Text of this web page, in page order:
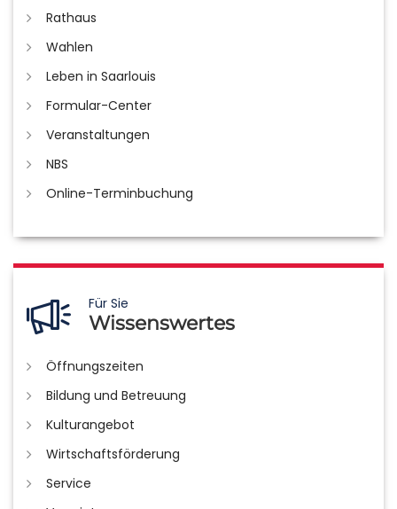
Rathaus
Wahlen
Leben in Saarlouis
Formular-Center
Veranstaltungen
NBS
Online-Terminbuchung
Für Sie
Wissenswertes
Öffnungszeiten
Bildung und Betreuung
Kulturangebot
Wirtschaftsförderung
Service